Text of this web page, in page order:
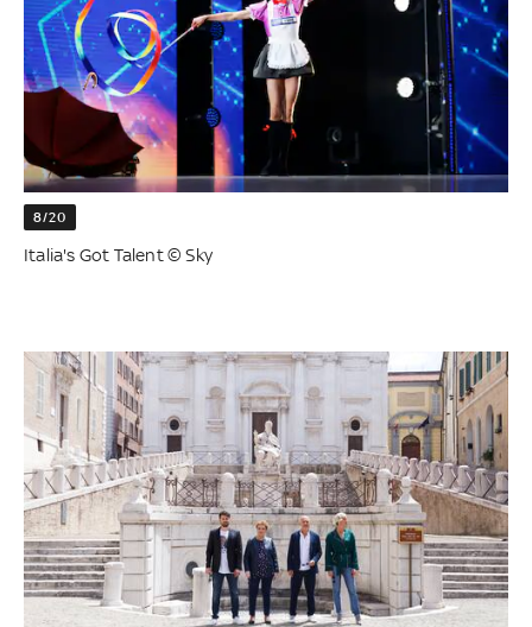
8/20
Italia's Got Talent © Sky